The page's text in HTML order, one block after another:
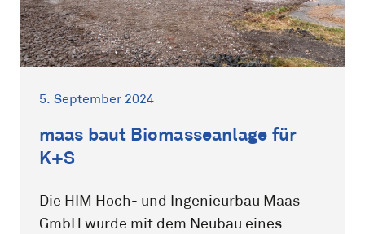
5. September 2024
maas baut Biomasseanlage für
K+S
Die HIM Hoch- und Ingenieurbau Maas
GmbH wurde mit dem Neubau eines